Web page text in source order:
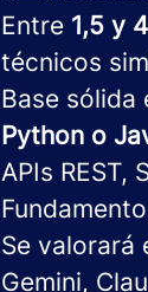
Entre 1,5 y
técnicos
Base sólida
Python o
APIs REST,
Se valorará
Gemini,